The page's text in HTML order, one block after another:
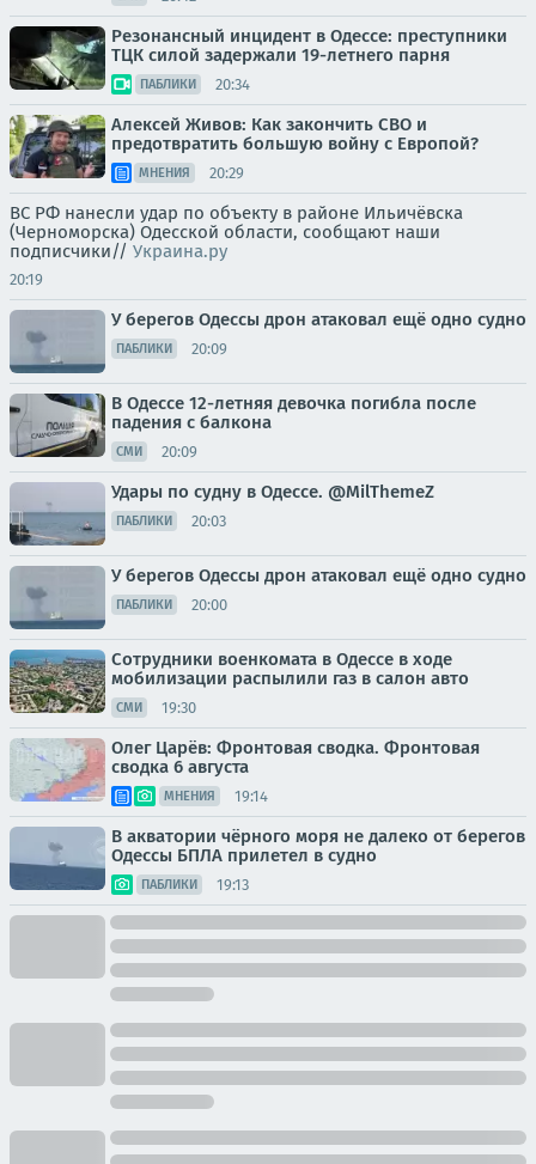
Резонансный инцидент в Одессе: преступники
ТЦК силой задержали 19-летнего парня
ПАБЛИКИ 20:34
Алексей Живов: Как закончить СВО и
предотвратить большую войну с Европой?
МНЕНИЯ 20:29
ВС РФ нанесли удар по объекту в районе Ильичёвска
(Черноморска) Одесской области, сообщают наши
подписчики// Украина.ру
20:19
У берегов Одессы дрон атаковал ещё одно судно
ПАБЛИКИ 20:09
В Одессе 12-летняя девочка погибла после
падения с балкона
СМИ 20:09
Удары по судну в Одессе. @MilThemeZ
ПАБЛИКИ 20:03
У берегов Одессы дрон атаковал ещё одно судно
ПАБЛИКИ 20:00
Сотрудники военкомата в Одессе в ходе
мобилизации распылили газ в салон авто
СМИ 19:30
Олег Царёв: Фронтовая сводка. Фронтовая
сводка 6 августа
МНЕНИЯ 19:14
В акватории чёрного моря не далеко от берегов
Одессы БПЛА прилетел в судно
ПАБЛИКИ 19:13